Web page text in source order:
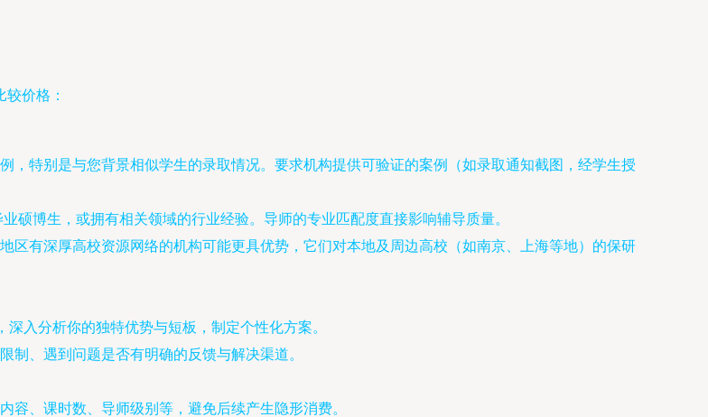
价格：
，特别是与您背景相似学生的录取情况。要求机构提供可验证的案例（如录取通知截图，经学生授
硕博生，或拥有相关领域的行业经验。导师的专业匹配度直接影响辅导质量。
区有深厚高校资源网络的机构可能更具优势，它们对本地及周边高校（如南京、上海等地）的保研
入分析你的独特优势与短板，制定个性化方案。
制、遇到问题是否有明确的反馈与解决渠道。
容、课时数、导师级别等，避免后续产生隐形消费。